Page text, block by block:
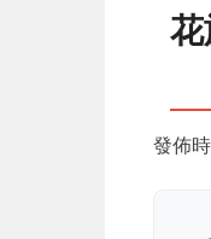
發佈